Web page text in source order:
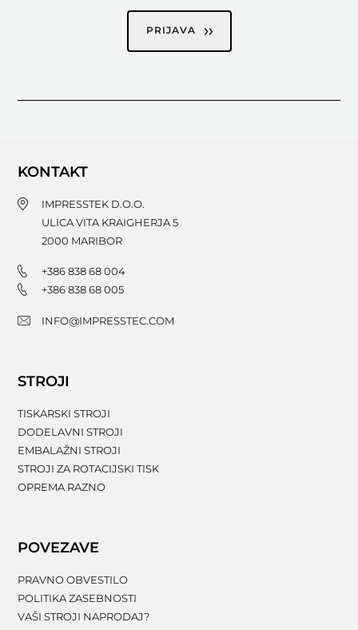
PRIJAVA
KONTAKT
IMPRESSTEK D.O.O.
ULICA VITA KRAIGHERJA 5
2000 MARIBOR
+386 838 68 004
+386 838 68 005
INFO@IMPRESSTEC.COM
STROJI
TISKARSKI STROJI
DODELAVNI STROJI
EMBALAŽNI STROJI
STROJI ZA ROTACIJSKI TISK
OPREMA RAZNO
POVEZAVE
PRAVNO OBVESTILO
POLITIKA ZASEBNOSTI
VAŠI STROJI NAPRODAJ?